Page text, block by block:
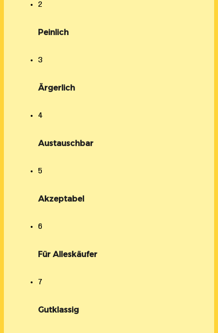
2
Peinlich
3
Ärgerlich
4
Austauschbar
5
Akzeptabel
6
Für Alleskäufer
7
Gutklassig